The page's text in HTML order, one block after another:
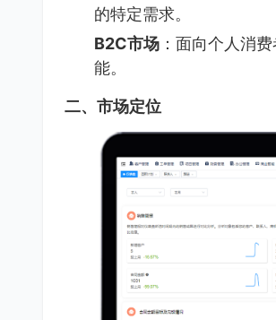
的特定需求。
B2C市场：面向个人消
能。
二、市场定位